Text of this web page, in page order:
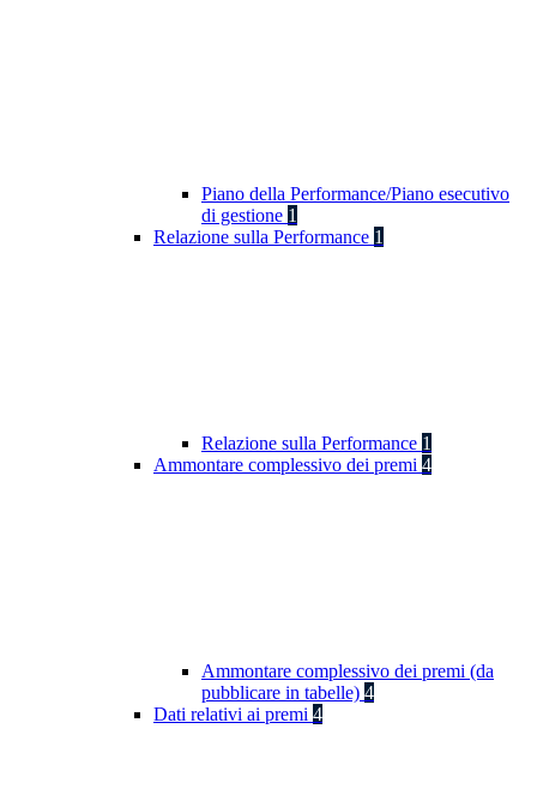
Piano della Performance/Piano esecutivo
di gestione 1
Relazione sulla Performance 1
Relazione sulla Performance 1
Ammontare complessivo dei premi 4
Ammontare complessivo dei premi (da
pubblicare in tabelle) 4
Dati relativi ai premi 4